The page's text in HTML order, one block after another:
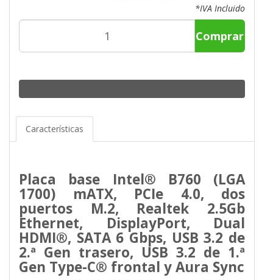
*IVA Incluido
Comprar
Características
Placa base Intel® B760 (LGA
1700) mATX, PCIe 4.0, dos
puertos M.2, Realtek 2.5Gb
Ethernet, DisplayPort, Dual
HDMI®, SATA 6 Gbps, USB 3.2 de
2.ª Gen trasero, USB 3.2 de 1.ª
Gen Type-C® frontal y Aura Sync